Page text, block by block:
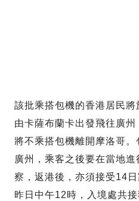
該批乘搭包機的香港居民
由卡薩布蘭卡出發飛往廣州
將不乘搭包機離開摩洛哥
廣州，乘客之後要在當地
察，返港後，亦須接受14
昨日中午12時，入境處共